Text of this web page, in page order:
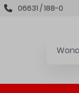
06631 / 188-0